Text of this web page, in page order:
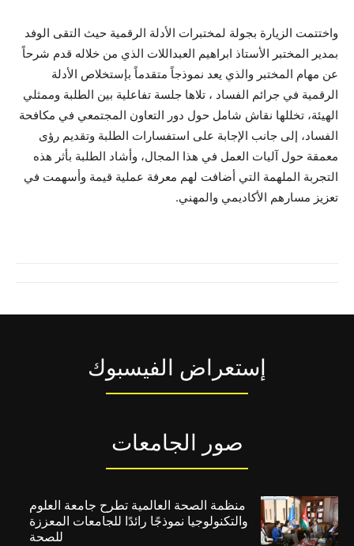
واختتمت الزيارة بجولة لمختبرات الأدلة الرقمية حيث التقى الوفد
بمدير المختبر الأستاذ ابراهيم العبداللات الذي من خلاله قدم شرحاً
عن مهام المختبر والذي يعد نموذجاً متقدماً بإستخلاص الأدلة
الرقمية في جرائم الفساد ، تلاها جلسة تفاعلية بين الطلبة وممثلي
الهيئة، تخللها نقاش شامل حول دور التعاون المجتمعي في مكافحة
الفساد، إلى جانب الإجابة على استفسارات الطلبة وتقديم رؤى
معمقة حول آليات العمل في هذا المجال، وأشاد الطلبة بأثر هذه
التجربة الملهمة التي أضافت لهم معرفة عملية قيمة وأسهمت في
تعزيز مسارهم الأكاديمي والمهني.
إستعراض الفيسبوك
صور الجامعات
منظمة الصحة العالمية تطرح جامعة العلوم
والتكنولوجيا نموذجًا رائدًا للجامعات المعززة
للصحة